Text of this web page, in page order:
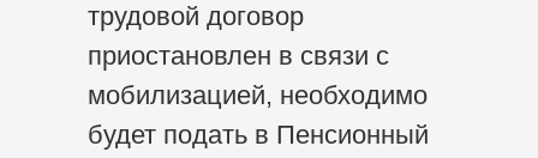
трудовой договор
приостановлен в связи с
мобилизацией, необходимо
будет подать в Пенсионный